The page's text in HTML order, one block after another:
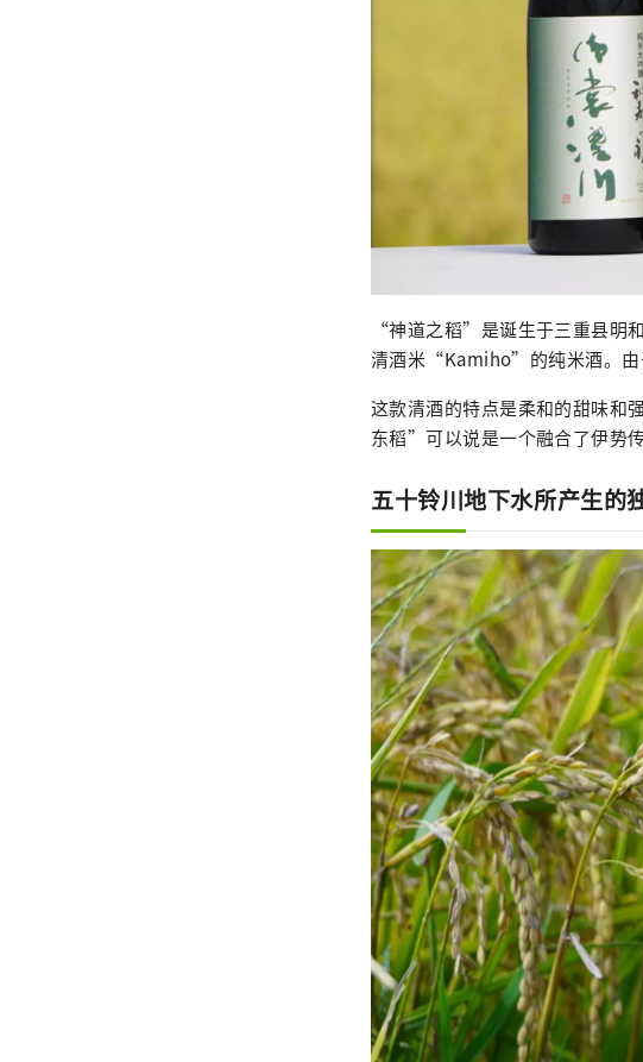
“神道之稻”是诞生于三重县明
清酒米“Kamiho”的纯米酒。由
这款清酒的特点是柔和的甜味和
东稻”可以说是一个融合了伊势
五十铃川地下水所产生的